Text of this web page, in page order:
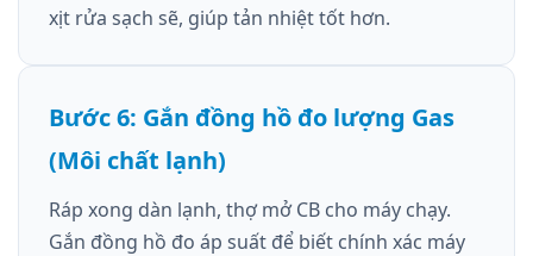
xịt rửa sạch sẽ, giúp tản nhiệt tốt hơn.
Bước 6: Gắn đồng hồ đo lượng Gas
(Môi chất lạnh)
Ráp xong dàn lạnh, thợ mở CB cho máy chạy.
Gắn đồng hồ đo áp suất để biết chính xác máy